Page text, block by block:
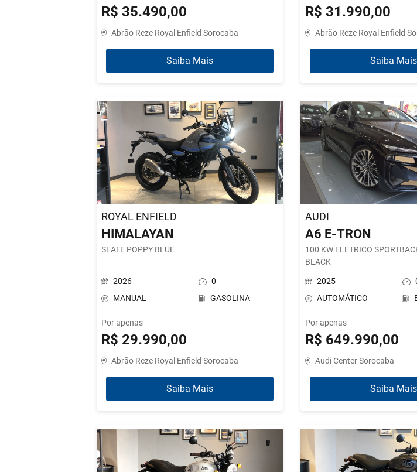
R$ 35.490,00
Abrão Reze Royal Enfield Sorocaba
Saiba Mais
R$ 31.990,00
Abrão Reze Royal Enfield
Saiba Mais
ROYAL ENFIELD
HIMALAYAN
SLATE POPPY BLUE
2026
0
MANUAL
GASOLINA
Por apenas
R$ 29.990,00
Abrão Reze Royal Enfield Sorocaba
Saiba Mais
AUDI
A6 E-TRON
100 KW ELETRICO
BLACK
2025
AUTOMÁTICO
Por apenas
R$ 649.990,00
Audi Center Sorocaba
Saiba Mais